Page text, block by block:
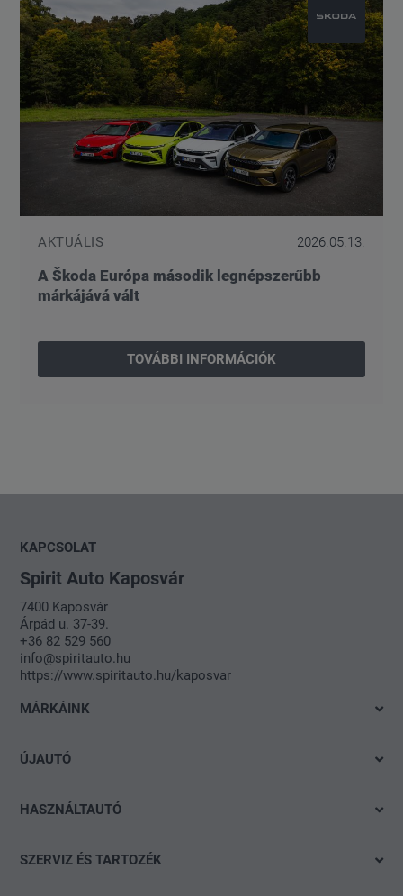
AKTUÁLIS 2026.05.13.
A Škoda Európa második legnépszerűbb
márkájává vált
TOVÁBBI INFORMÁCIÓK
KAPCSOLAT
Spirit Auto Kaposvár
7400 Kaposvár
Árpád u. 37-39.
+36 82 529 560
info@spiritauto.hu
https://www.spiritauto.hu/kaposvar
MÁRKÁINK
Audi
CUPRA
ÚJAUTÓ
Ajánlatok és akciók
Konfigurálás
HASZNÁLTAUTÓ
Részletes keresés
SZERVIZ ÉS TARTOZÉK